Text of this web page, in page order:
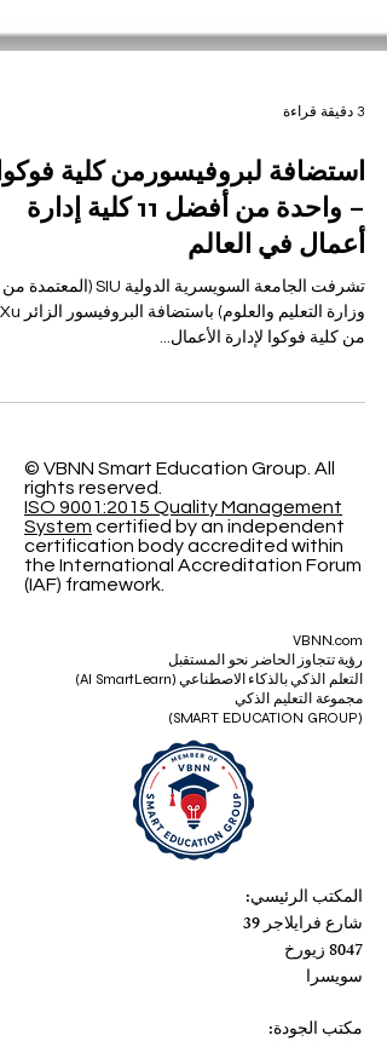
استضافة لبروفيسورمن كلية
أعمال في العالم
تشرفت الجامعة السويسرية الدولية SIU (المعتمدة من
© VBNN Smart Education Group.All
rights reserved.
ISO 9001:2015 Quality Management
Systemcertified by an independent
certification body accredited within
the International Accreditation Forum
VBNN.com
رؤية تتجاوز الحاضر نحو المستقبل
التعلم الذكي بالذكاء الاصطناعي (AI SmartLearn)
المكتب الرئيسي:
شارع فرايلاجر 39
8047 زيورخ